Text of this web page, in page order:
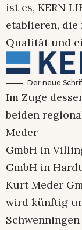
ist es, KERN
etablieren,
Qualität und
Der neue
Im Zuge
beiden
Meder
GmbH in
GmbH in
Kurt Meder
wird künftig